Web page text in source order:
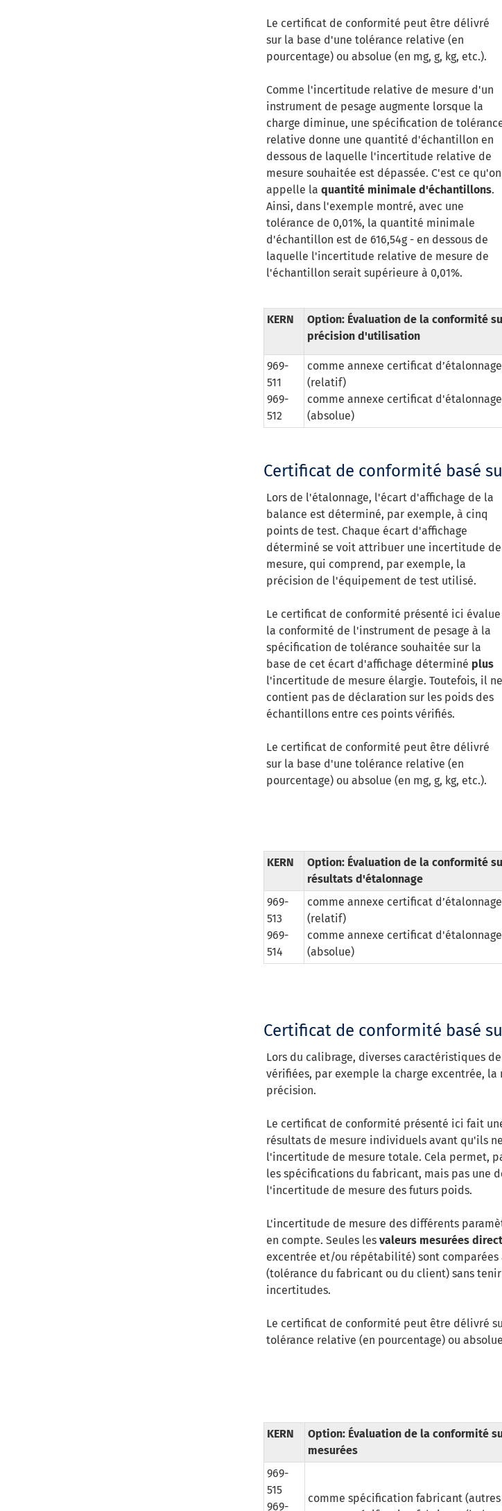
Le certificat de conformité peut être délivré
sur la base d'une tolérance relative (en
pourcentage) ou absolue (en mg, g, kg, etc.).
Comme l'incertitude relative de mesure d'un
instrument de pesage augmente lorsque la
charge diminue, une spécification de
relative donne une quantité d'échantillon en
dessous de laquelle l'incertitude relative de
mesure souhaitée est dépassée. C'est ce qu'on
appelle la quantité minimale d'échantillons.
Ainsi, dans l'exemple montré, avec une
tolérance de 0,01%, la quantité minimale
d'échantillon est de 616,54g - en dessous de
laquelle l'incertitude relative de mesure de
l'échantillon serait supérieure à 0,01%.
KERN
Option: Évaluation de la conformité
précision d'utilisation
969-
511
969-
512
comme annexe certificat
(relatif)
comme annexe certificat
(absolue)
Certificat de conformité basé
Lors de l'étalonnage, l'écart d'affichage de la
balance est déterminé, par exemple, à cinq
points de test. Chaque écart d'affichage
déterminé se voit attribuer une incertitude de
mesure, qui comprend, par exemple, la
précision de l'équipement de test utilisé.
Le certificat de conformité présenté ici évalue
la conformité de l'instrument de pesage à la
spécification de tolérance souhaitée sur la
base de cet écart d'affichage déterminé plus
l'incertitude de mesure élargie. Toutefois, il ne
contient pas de déclaration sur les poids des
échantillons entre ces points vérifiés.
Le certificat de conformité peut être délivré
sur la base d'une tolérance relative (en
pourcentage) ou absolue (en mg, g, kg, etc.).
KERN
Option: Évaluation de la conformité
résultats d'étalonnage
969-
513
969-
514
comme annexe certificat
(relatif)
comme annexe certificat
(absolue)
Certificat de conformité basé
Lors du calibrage, diverses caractéristiques
vérifiées, par exemple la charge excentrée,
précision.
Le certificat de conformité présenté ici fait
résultats de mesure individuels avant qu'ils
l'incertitude de mesure totale. Cela permet,
les spécifications du fabricant, mais pas une
l'incertitude de mesure des futurs poids.
L'incertitude de mesure des différents
en compte. Seules les valeurs mesurées
excentrée et/ou répétabilité) sont comparées
(tolérance du fabricant ou du client) sans
incertitudes.
Le certificat de conformité peut être délivré
tolérance relative (en pourcentage) ou
KERN
Option: Évaluation de la conformité
mesurées
969-
515
969-
comme spécification fabricant